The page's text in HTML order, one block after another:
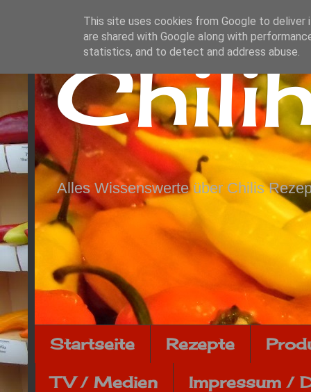
Alles Wissenswerte über Chilis
Startseite Rezepte
TV / Medien Impressum /
This site uses cookies from Google to deliver
are shared with Google along with
statistics, and to detect and address abuse.